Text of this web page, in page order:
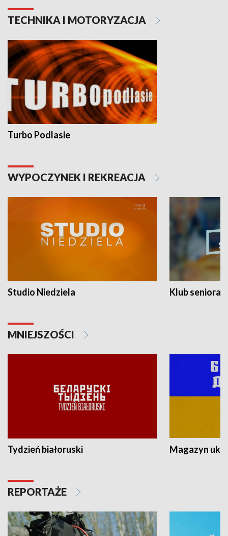
TECHNIKA I MOTORYZACJA
Turbo Podlasie
WYPOCZYNEK I REKREACJA
Studio Niedziela Klub seniora
MNIEJSZOŚCI
Tydzień białoruski Magazyn
REPORTAŻE